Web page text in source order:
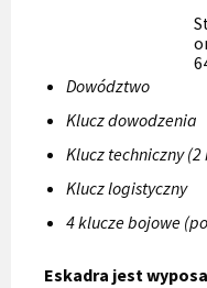
Dowództwo
Klucz dowodzenia
Klucz techniczny (2
Klucz logistyczny
4 klucze bojowe
Eskadra jest